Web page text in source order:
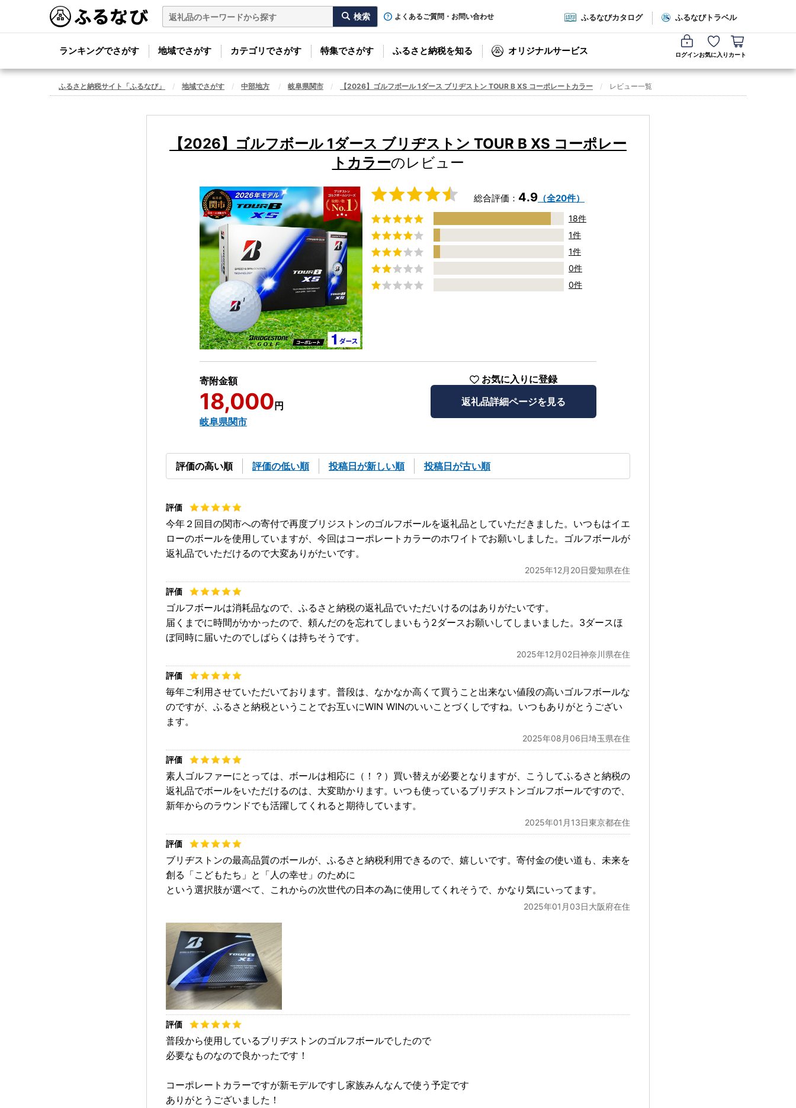
よくあるご質問・お問い合わせ ふるなびカタログ ふるなびトラベル
ランキングでさがす 地域でさがす カテゴリでさがす 特集でさがす ふるさと納税を知る オリジナルサービス ログインお気に入り カート
ふるさと納税サイト「ふるなび」 地域でさがす 中部地方 岐阜県関市 【2026】ゴルフボール 1ダース ブリヂストン TOUR B XS コーポレートカラー レビュー一覧
【2026】ゴルフボール 1ダース ブリヂストン TOUR B XS コーポレー
トカラーのレビュー
総合評価： 4.9 （全20件）
18件
1件
1件
0件
0件
寄附金額
18,000 円
岐阜県関市
お気に入りに登録
返礼品詳細ページを見る
評価の高い順 評価の低い順 投稿日が新しい順 投稿日が古い順
今年２回目の関市への寄付で再度ブリジストンのゴルフボールを返礼品としていただきました。いつもはイエ
ローのボールを使用していますが、今回はコーポレートカラーのホワイトでお願いしました。ゴルフボールが
返礼品でいただけるので大変ありがたいです。
2025年12月20日愛知県在住
ゴルフボールは消耗品なので、ふるさと納税の返礼品でいただいけるのはありがたいです。
届くまでに時間がかかったので、頼んだのを忘れてしまいもう2ダースお願いしてしまいました。3ダースほ
ぼ同時に届いたのでしばらくは持ちそうです。
2025年12月02日神奈川県在住
毎年ご利用させていただいております。普段は、なかなか高くて買うこと出来ない値段の高いゴルフボールな
のですが、ふるさと納税ということでお互いにWIN WINのいいことづくしですね。いつもありがとうござい
ます。
2025年08月06日埼玉県在住
素人ゴルファーにとっては、ボールは相応に（！？）買い替えが必要となりますが、こうしてふるさと納税の
返礼品でボールをいただけるのは、大変助かります。いつも使っているブリヂストンゴルフボールですので、
新年からのラウンドでも活躍してくれると期待しています。
2025年01月13日東京都在住
ブリヂストンの最高品質のボールが、ふるさと納税利用できるので、嬉しいです。寄付金の使い道も、未来を
創る「こどもたち」と「人の幸せ」のために
という選択肢が選べて、これからの次世代の日本の為に使用してくれそうで、かなり気にいってます。
2025年01月03日大阪府在住
普段から使用しているブリヂストンのゴルフボールでしたので
必要なものなので良かったです！
コーポレートカラーですが新モデルですし家族みんなんで使う予定です
ありがとうございました！